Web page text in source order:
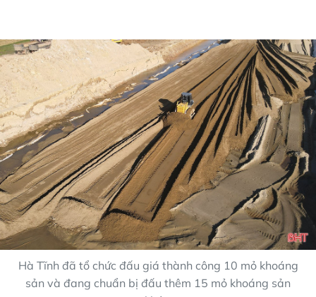
Hà Tĩnh đã tổ chức đấu giá thành công 10 mỏ khoáng
sản và đang chuẩn bị đấu thêm 15 mỏ khoáng sản